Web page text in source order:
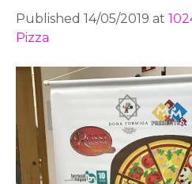
Published 14/05/2019 at
Pizza